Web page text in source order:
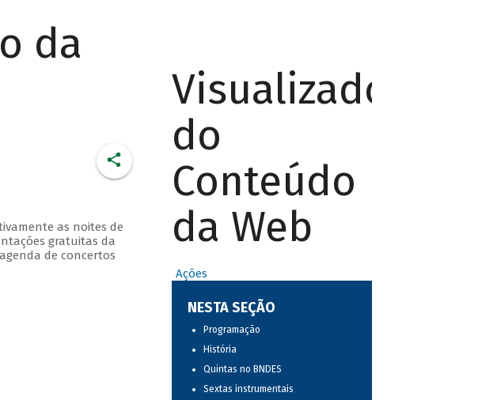
da
as noites de
gratuitas da
de concertos
Visualizador
do
Conteúdo
da Web
Ações
NESTA SEÇÃO
Programação
História
Quintas no BNDES
Sextas instrumentais